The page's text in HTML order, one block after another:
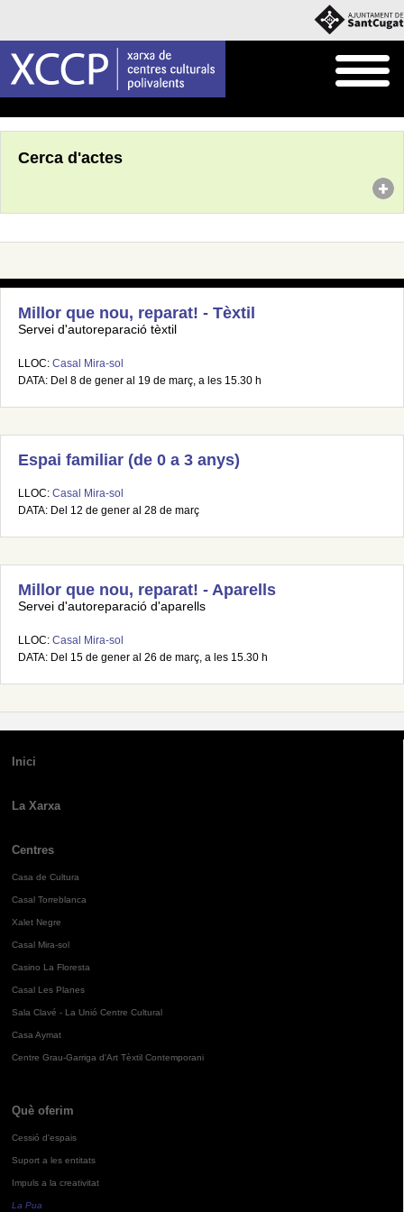
Cerca d'actes
Millor que nou, reparat! - Tèxtil
Servei d'autoreparació tèxtil
LLOC: Casal Mira-sol
DATA: Del 8 de gener al 19 de març, a les 15.30 h
Espai familiar (de 0 a 3 anys)
LLOC: Casal Mira-sol
DATA: Del 12 de gener al 28 de març
Millor que nou, reparat! - Aparells
Servei d'autoreparació d'aparells
LLOC: Casal Mira-sol
DATA: Del 15 de gener al 26 de març, a les 15.30 h
Inici
La Xarxa
Centres
Casa de Cultura
Casal Torreblanca
Xalet Negre
Casal Mira-sol
Casino La Floresta
Casal Les Planes
Sala Clavé - La Unió Centre Cultural
Casa Aymat
Centre Grau-Garriga d'Art Tèxtil Contemporani
Què oferim
Cessió d'espais
Suport a les entitats
Impuls a la creativitat
La Pua